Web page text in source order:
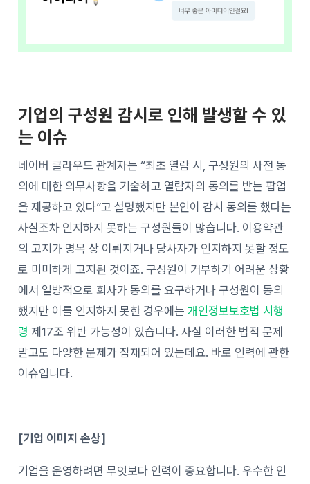
기업의 구성원 감시로 인해 발생할 수 있
는 이슈
네이버 클라우드 관계자는 “최초 열람 시, 구성원의 사전 동
의에 대한 의무사항을 기술하고 열람자의 동의를 받는 팝업
을 제공하고 있다”고 설명했지만 본인이 감시 동의를 했다는
사실조차 인지하지 못하는 구성원들이 많습니다. 이용약관
의 고지가 명목 상 이뤄지거나 당사자가 인지하지 못할 정도
로 미미하게 고지된 것이죠. 구성원이 거부하기 어려운 상황
에서 일방적으로 회사가 동의를 요구하거나 구성원이 동의
했지만 이를 인지하지 못한 경우에는개인정보보호법 시행
령 제17조 위반 가능성이 있습니다. 사실 이러한 법적 문제
말고도 다양한 문제가 잠재되어 있는데요. 바로 인력에 관한
이슈입니다.
[기업 이미지 손상]
기업을 운영하려면 무엇보다 인력이 중요합니다. 우수한 인